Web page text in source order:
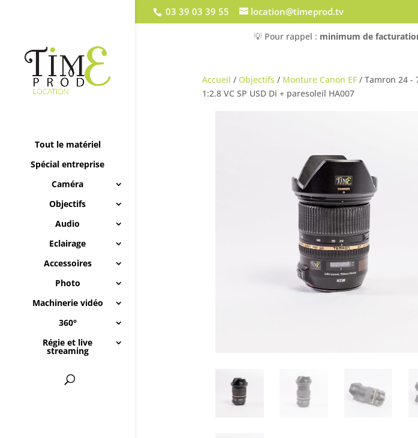
03 39 03 39 55 location@timeprod.tv
Tout le matériel
Spécial entreprise
Caméra
Objectifs
Audio
Eclairage
Accessoires
Photo
Machinerie vidéo
360°
Régie et live
streaming
💡 Pour rappel : minimum de
Accueil / Objectifs / Monture Canon EF/ Tamron 24 -
1:2.8 VC SP USD Di + paresoleil HA007